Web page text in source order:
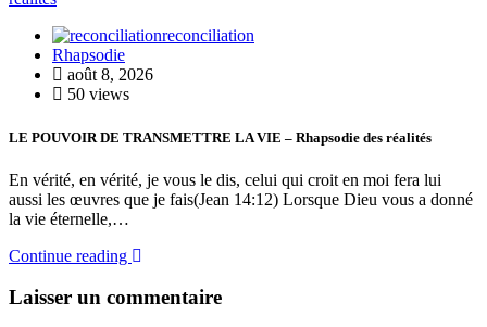
reconciliation
Rhapsodie
août 8, 2026
50 views
LE POUVOIR DE TRANSMETTRE LA VIE – Rhapsodie des réalités
En vérité, en vérité, je vous le dis, celui qui croit en moi fera lui
aussi les œuvres que je fais(Jean 14:12) Lorsque Dieu vous a donné
la vie éternelle,…
Continue reading
Laisser un commentaire